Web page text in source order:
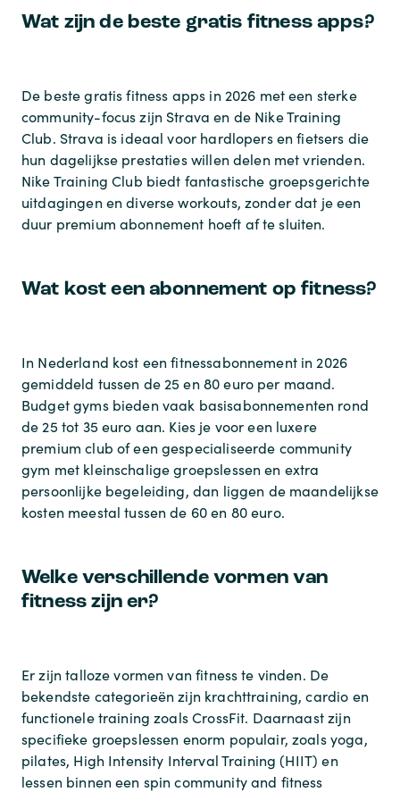
Wat zijn de beste gratis fitness apps?
De beste gratis fitness apps in 2026 met een sterke
community-focus zijn Strava en de Nike Training
Club. Strava is ideaal voor hardlopers en fietsers die
hun dagelijkse prestaties willen delen met vrienden.
Nike Training Club biedt fantastische groepsgerichte
uitdagingen en diverse workouts, zonder dat je een
duur premium abonnement hoeft af te sluiten.
Wat kost een abonnement op fitness?
In Nederland kost een fitnessabonnement in 2026
gemiddeld tussen de 25 en 80 euro per maand.
Budget gyms bieden vaak basisabonnementen rond
de 25 tot 35 euro aan. Kies je voor een luxere
premium club of een gespecialiseerde community
gym met kleinschalige groepslessen en extra
persoonlijke begeleiding, dan liggen de maandelijkse
kosten meestal tussen de 60 en 80 euro.
Welke verschillende vormen van
fitness zijn er?
Er zijn talloze vormen van fitness te vinden. De
bekendste categorieën zijn krachttraining, cardio en
functionele training zoals CrossFit. Daarnaast zijn
specifieke groepslessen enorm populair, zoals yoga,
pilates, High Intensity Interval Training (HIIT) en
lessen binnen een spin community and fitness